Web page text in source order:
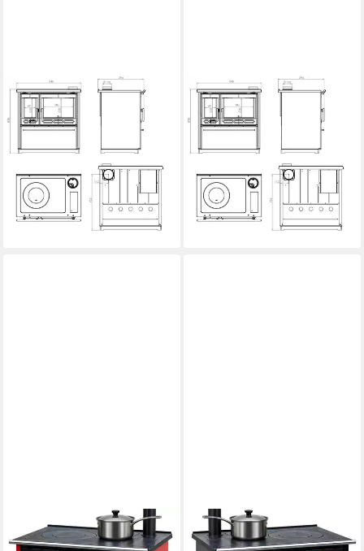
PLAMEN
Festbrennstoffherd Holzherd
850 creme rechts
8,00 kW Nennwärmeleistung
Wirkungsgrad
Produktdatenblatt
1.499,00 €
lieferbar - in 5-6 Werktagen bei dir
PLAMEN
Festbrennstoffherd Holzherd
850 schwarz, rechts
8,00 kW Nennwärmeleistung
Wirkungsgrad
1250,00 g/m³
CO-Emission
Produktdatenblatt
1.499,00 €
lieferbar - in 5-6 Werktagen bei dir